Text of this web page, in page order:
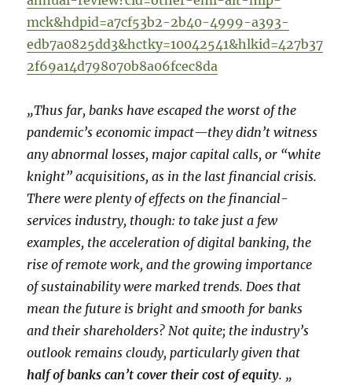
mck&hdpid=a7cf53b2-2b40-4999-a393-
edb7a0825dd3&hctky=10042541&hlkid=427b37
2f69a14d798070b8a06fcec8da
„Thus far, banks have escaped the worst of the
pandemic’s economic impact—they didn’t witness
any abnormal losses, major capital calls, or “white
knight” acquisitions, as in the last financial crisis.
There were plenty of effects on the financial-
services industry, though: to take just a few
examples, the acceleration of digital banking, the
rise of remote work, and the growing importance
of sustainability were marked trends. Does that
mean the future is bright and smooth for banks
and their shareholders? Not quite; the industry’s
outlook remains cloudy, particularly given that
half of banks can’t cover their cost of equity. „